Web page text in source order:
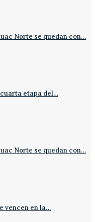
Norte se quedan con…
etapa del…
Norte se quedan con…
vencen en la…